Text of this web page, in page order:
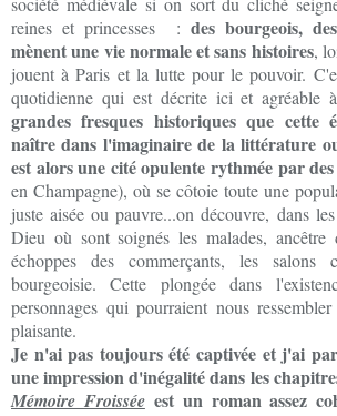
reines et princesses : des bourgeois,
mènent une vie normale et sans histoires,
jouent à Paris et la lutte pour le pouvoir.
quotidienne qui est décrite ici et agréable
grandes fresques historiques que cette
naître dans l'imaginaire de la littérature
est alors une cité opulente rythmée par
en Champagne), où se côtoie toute une
juste aisée ou pauvre...on découvre, dans
Dieu où sont soignés les malades,
échoppes des commerçants, les
bourgeoisie. Cette plongée dans
personnages qui pourraient nous
plaisante.
Je n'ai pas toujours été captivée et j'ai
une impression d'inégalité dans les
Mémoire Froisséeest un roman assez